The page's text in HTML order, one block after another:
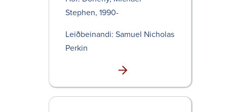
Stephen, 1990-
Leið­bein­andi: Samuel Nicholas
Perkin